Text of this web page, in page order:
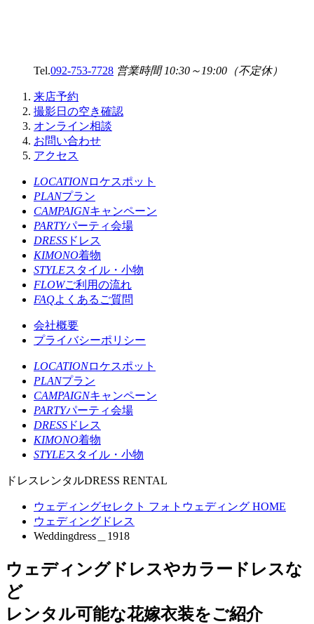
Tel.092-753-7728 営業時間 10:30～19:00（不定休）
来店予約
撮影日の空き確認
オンライン相談
お問い合わせ
アクセス
LOCATIONロケスポット
PLANプラン
CAMPAIGNキャンペーン
PARTYパーティ会場
DRESS ドレス
KIMONO着物
STYLEスタイル・小物
FLOWご利用の流れ
FAQよくあるご質問
会社概要
プライバシーポリシー
LOCATIONロケスポット
PLANプラン
CAMPAIGNキャンペーン
PARTYパーティ会場
DRESS ドレス
KIMONO着物
STYLEスタイル・小物
ドレスレンタルDRESS RENTAL
ウェディングセレクト フォトウェディング HOME
ウェディングドレス
Weddingdress＿1918
ウェディングドレスやカラードレスな
ど
レンタル可能な花嫁衣装をご紹介